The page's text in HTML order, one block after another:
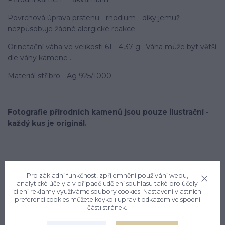
Povrchová úprava prstenu - rhodium - díky jemuž
nezpůsobuje žádné alergické reakce
Orinetační váha ve velikosti 61 - 4,37 g . Váha může být větší
dle váhy kamene .
Materiál stříbro - Ag 925/1000
Fotografie přírodních kamenů jsou pouze ilustrační -
každý kus je originál.
Nevíte si rady? Zavolejte.
Pro základní funkčnost, zpříjemnění používání webu,
analytické účely a v případě udělení souhlasu také pro účely
cílení reklamy využíváme soubory cookies. Nastavení vlastních
preferencí cookies můžete kdykoli upravit odkazem ve spodní
části stránek.